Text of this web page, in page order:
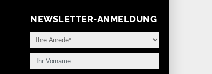
NEWSLETTER-ANMELDUNG